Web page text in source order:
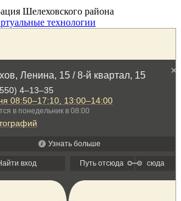
Шелеховского района
технологии